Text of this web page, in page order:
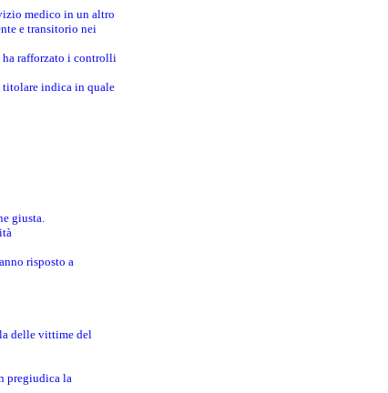
medico in un altro
e transitorio nei
ha rafforzato i controlli
titolare indica in quale
giusta.
risposto a
delle vittime del
pregiudica la